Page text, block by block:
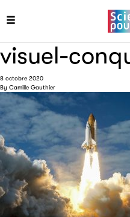
visuel-
8 octobre 2020
By Camille Gauthier
Les petits champions de
Le jeu de lecture à voix
enfants de CM1 et de CM2.
Partenaire